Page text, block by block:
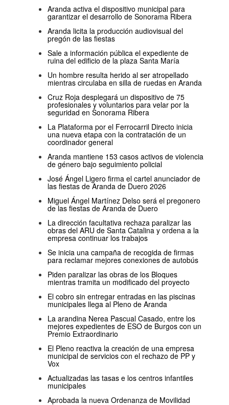
Aranda activa el dispositivo municipal para
garantizar el desarrollo de Sonorama Ribera
Aranda licita la producción audiovisual del
pregón de las fiestas
Sale a información pública el expediente de
ruina del edificio de la plaza Santa María
Un hombre resulta herido al ser atropellado
mientras circulaba en silla de ruedas en Aranda
Cruz Roja desplegará un dispositivo de 75
profesionales y voluntarios para velar por la
seguridad en Sonorama Ribera
La Plataforma por el Ferrocarril Directo inicia
una nueva etapa con la contratación de un
coordinador general
Aranda mantiene 153 casos activos de violencia
de género bajo seguimiento policial
José Ángel Ligero firma el cartel anunciador de
las fiestas de Aranda de Duero 2026
Miguel Ángel Martínez Delso será el pregonero
de las fiestas de Aranda de Duero
La dirección facultativa rechaza paralizar las
obras del ARU de Santa Catalina y ordena a la
empresa continuar los trabajos
Se inicia una campaña de recogida de firmas
para reclamar mejores conexiones de autobús
Piden paralizar las obras de los Bloques
mientras tramita un modificado del proyecto
El cobro sin entregar entradas en las piscinas
municipales llega al Pleno de Aranda
La arandina Nerea Pascual Casado, entre los
mejores expedientes de ESO de Burgos con un
Premio Extraordinario
El Pleno reactiva la creación de una empresa
municipal de servicios con el rechazo de PP y
Vox
Actualizadas las tasas e los centros infantiles
municipales
Aprobada la nueva Ordenanza de Movilidad